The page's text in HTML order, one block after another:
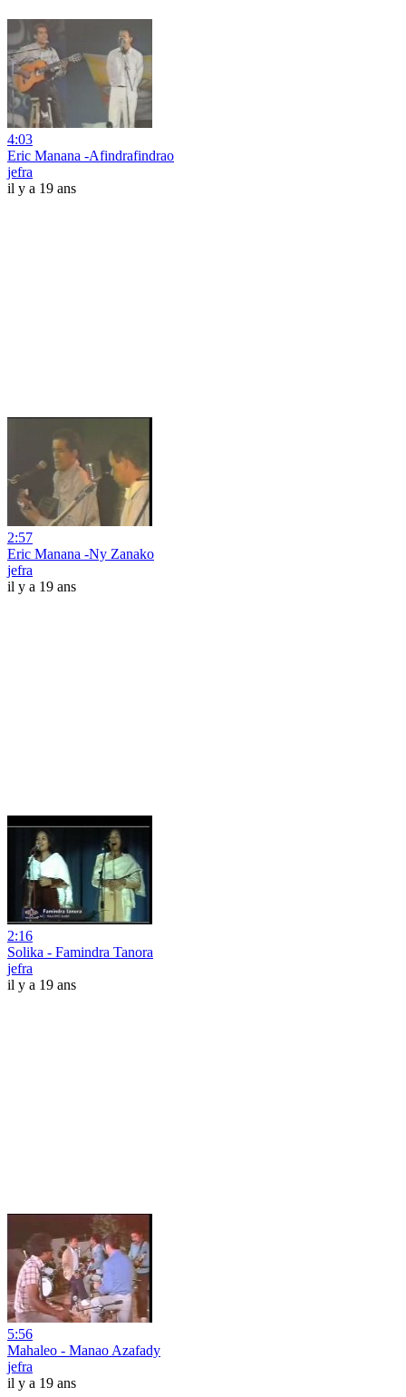
4:03
Eric Manana -Afindrafindrao
jefra
il y a 19 ans
2:57
Eric Manana -Ny Zanako
jefra
il y a 19 ans
2:16
Solika - Famindra Tanora
jefra
il y a 19 ans
5:56
Mahaleo - Manao Azafady
jefra
il y a 19 ans